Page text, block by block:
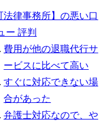
法律事務所】の悪い口
ー 評判
費用が他の退職代行サ
ービスに比べて高い
すぐに対応できない場
合があった
弁護士対応なので、や